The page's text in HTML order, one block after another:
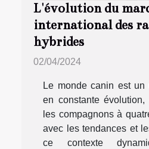
L'évolution du
international des
hybrides
02/04/2024
Le monde canin est un
en constante
les compagnons à
avec les tendances et
ce contexte